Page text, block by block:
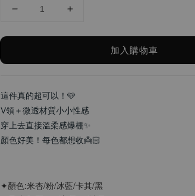
加入購物車
這件真的超可以！🩵
V領＋微透材質小小性感
穿上去直接溫柔感爆棚✨
顏色好美！每色都想收👼🏻
✦顏色:米杏/粉/冰藍/卡其/黑